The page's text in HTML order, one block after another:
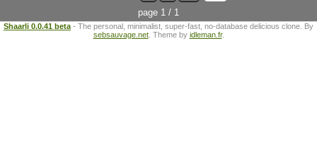
page 1 / 1
Shaarli 0.0.41 beta - The personal, minimalist, super-fast, no-database delicious clone. By
sebsauvage.net. Theme by idleman.fr.